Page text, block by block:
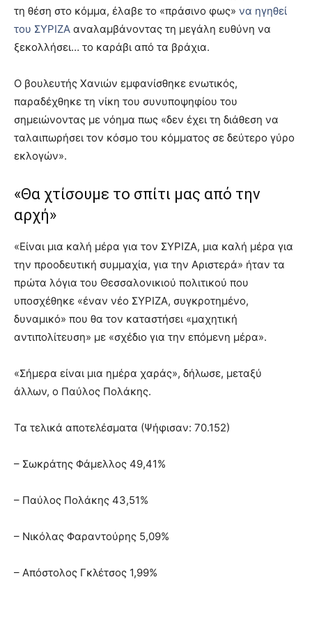
τη θέση στο κόμμα, έλαβε το «πράσινο φως» να ηγηθεί
του ΣΥΡΙΖΑ αναλαμβάνοντας τη μεγάλη ευθύνη να
ξεκολλήσει… το καράβι από τα βράχια.
Ο βουλευτής Χανιών εμφανίσθηκε ενωτικός,
παραδέχθηκε τη νίκη του συνυποψηφίου του
σημειώνοντας με νόημα πως «δεν έχει τη διάθεση να
ταλαιπωρήσει τον κόσμο του κόμματος σε δεύτερο γύρο
εκλογών».
«Θα χτίσουμε το σπίτι μας από την
αρχή»
«Είναι μια καλή μέρα για τον ΣΥΡΙΖΑ, μια καλή μέρα για
την προοδευτική συμμαχία, για την Αριστερά» ήταν τα
πρώτα λόγια του Θεσσαλονικιού πολιτικού που
υποσχέθηκε «έναν νέο ΣΥΡΙΖΑ, συγκροτημένο,
δυναμικό» που θα τον καταστήσει «μαχητική
αντιπολίτευση» με «σχέδιο για την επόμενη μέρα».
«Σήμερα είναι μια ημέρα χαράς», δήλωσε, μεταξύ
άλλων, ο Παύλος Πολάκης.
Τα τελικά αποτελέσματα (Ψήφισαν: 70.152)
– Σωκράτης Φάμελλος 49,41%
– Παύλος Πολάκης 43,51%
– Νικόλας Φαραντούρης 5,09%
– Απόστολος Γκλέτσος 1,99%